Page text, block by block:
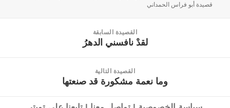
قصيدة أبو فراس الحمداني
القصيدة السابقة
لقدْ نافسني الدهرُ
القصيدة التالية
وما نعمة مشكورة قد صنعتها